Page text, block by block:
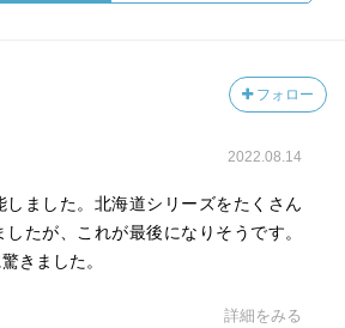
フォロー
2022.08.14
しました。北海道シリーズをたくさん
たが、これが最後になりそうです。
きました。
詳細をみる